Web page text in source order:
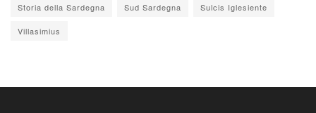
Storia della Sardegna Sud Sardegna Sulcis Iglesiente
Villasimius